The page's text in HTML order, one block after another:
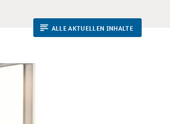
ALLE AKTUELLEN INHALTE